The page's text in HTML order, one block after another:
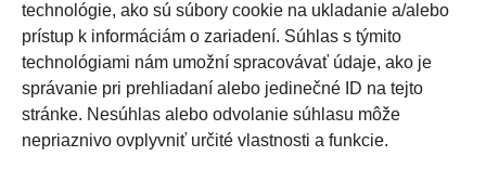
technológie, ako sú súbory cookie na ukladanie a/alebo
prístup k informáciám o zariadení. Súhlas s týmito
technológiami nám umožní spracovávať údaje, ako je
správanie pri prehliadaní alebo jedinečné ID na tejto
stránke. Nesúhlas alebo odvolanie súhlasu môže
nepriaznivo ovplyvniť určité vlastnosti a funkcie.
23/09/2018
Hľadať: